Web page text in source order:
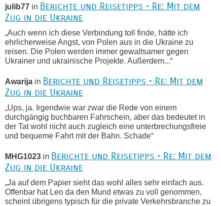
julib77 in Berichte und Reisetipps • Re: Mit dem
Zug in die Ukraine
„Auch wenn ich diese Verbindung toll finde, hätte ich
ehrlicherweise Angst, von Polen aus in die Ukraine zu
reisen. Die Polen werden immer gewaltsamer gegen
Ukrainer und ukrainische Projekte. Außerdem...“
Awarija in Berichte und Reisetipps • Re: Mit dem
Zug in die Ukraine
„Ups, ja. Irgendwie war zwar die Rede von einem
durchgängig buchbaren Fahrschein, aber das bedeutet in
der Tat wohl nicht auch zugleich eine unterbrechungsfreie
und bequeme Fahrt mit der Bahn. Schade“
MHG1023 in Berichte und Reisetipps • Re: Mit dem
Zug in die Ukraine
„Ja auf dem Papier sieht das wohl alles sehr einfach aus.
Offenbar hat Leo da den Mund etwas zu voll genommen,
scheint übrigens typisch für die private Verkehrsbranche zu